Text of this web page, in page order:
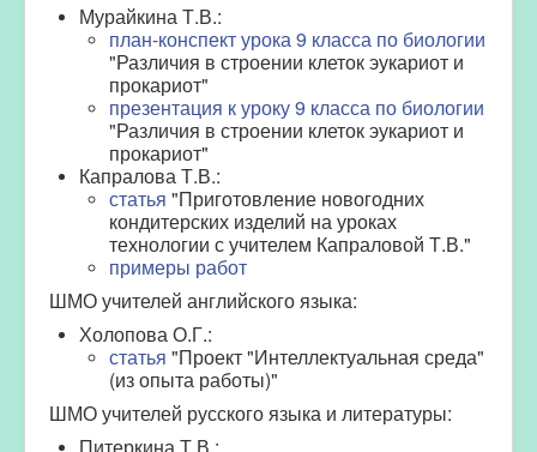
Мурайкина Т.В.:
план-конспект урока 9 класса по биологии
"Различия в строении клеток эукариот и
прокариот"
презентация к уроку 9 класса по биологии
"Различия в строении клеток эукариот и
прокариот"
Капралова Т.В.:
статья "Приготовление новогодних
кондитерских изделий на уроках
технологии с учителем Капраловой Т.В."
примеры работ
ШМО учителей английского языка:
ХолоповаО.Г.:
статья "Проект "Интеллектуальная среда"
(из опыта работы)"
ШМО учителей русского языка и литературы:
Питеркина Т.В.: